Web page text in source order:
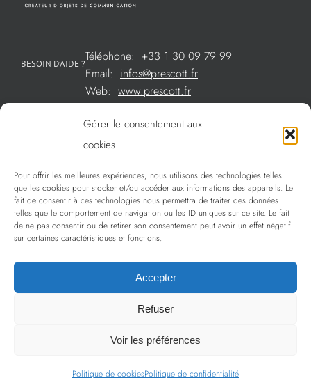
Gérer le consentement aux
cookies
Pour offrir les meilleures expériences, nous utilisons des technologies telles
que les cookies pour stocker et/ou accéder aux informations des appareils. Le
fait de consentir à ces technologies nous permettra de traiter des données
telles que le comportement de navigation ou les ID uniques sur ce site. Le fait
de ne pas consentir ou de retirer son consentement peut avoir un effet négatif
sur certaines caractéristiques et fonctions.
Accepter
Refuser
Voir les préférences
Politique de cookiesPolitique de confidentialité
BESOIN D’AIDE ?Téléphone: +33 1 30 09 79 99
Email: infos@prescott.fr
Web: www.prescott.fr
SOMMAIRE
Créations métal sur mesure
Créations verre sur mesure
La sélection Prescott
Services
Politique de confidentialité
LinkedInInstagramFacebook
Email